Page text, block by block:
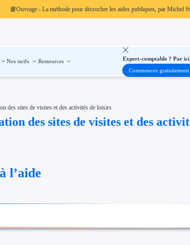
📘Ouvrage - La méthode pour décrocher les aides publiques, par Michel
Nos tarifs Ressources
Expert-comptable ? Par ici
Commencez gratuitement
des sites de visites et des activités de loisirs
des sites de visites et des
l’aide